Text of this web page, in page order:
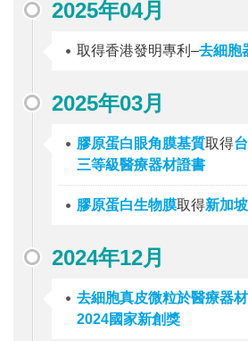
2025年04月
取得香港發明專利–去細胞
2025年03月
膠原蛋白眼角膜基質取得
三等級醫療器材證書
膠原蛋白生物膜取得新加
2024年12月
去細胞真皮微粒於醫療器
2024國家新創獎